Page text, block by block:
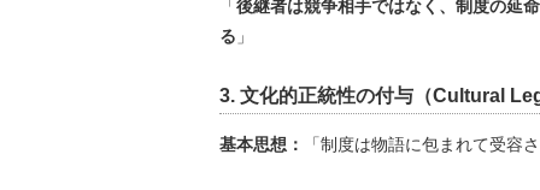
「 後継者は競争相手ではなく、制度の延
る 」
3. 文化的正統性の付与（Cultural
基本思想： 「制度は物語に包まれて受容